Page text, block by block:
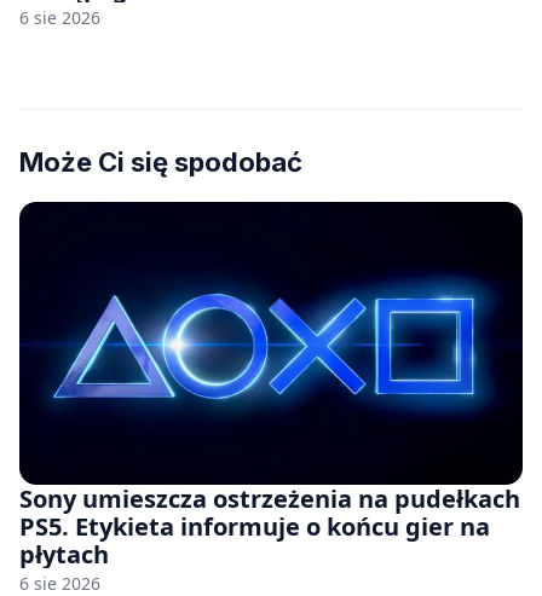
6 sie 2026
Może Ci się spodobać
Sony umieszcza ostrzeżenia na pudełkach
PS5. Etykieta informuje o końcu gier na
płytach
6 sie 2026